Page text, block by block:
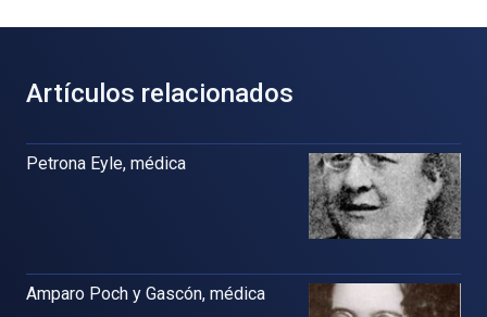
Artículos relacionados
Petrona Eyle, médica
Amparo Poch y Gascón, médica